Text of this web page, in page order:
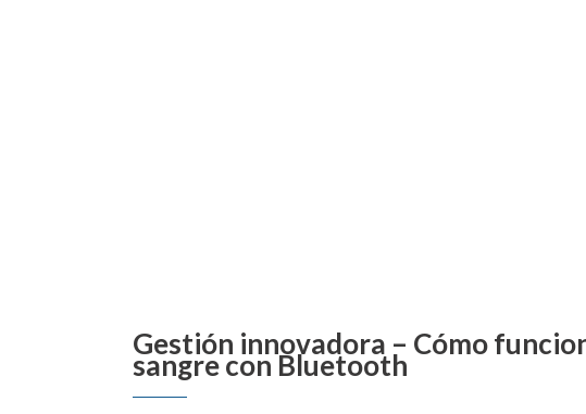
Gestión innovadora – Cómo
sangre con Bluetooth